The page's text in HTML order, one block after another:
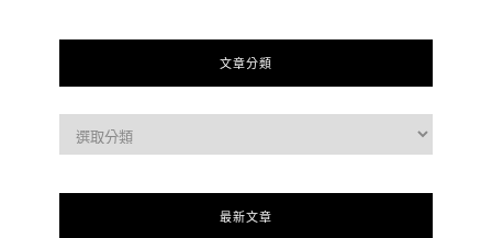
文章分類
最新文章